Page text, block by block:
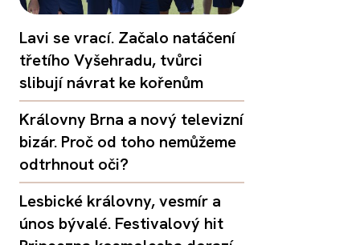
Lavi se vrací. Začalo natáčení
třetího Vyšehradu, tvůrci
slibují návrat ke kořenům
Královny Brna a nový televizní
bizár. Proč od toho nemůžeme
odtrhnout oči?
Lesbické královny, vesmír a
únos bývalé. Festivalový hit